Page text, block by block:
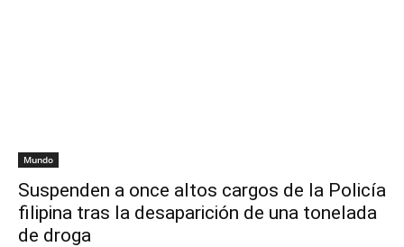
Mundo
Suspenden a once altos cargos de la Policía
filipina tras la desaparición de una tonelada
de droga